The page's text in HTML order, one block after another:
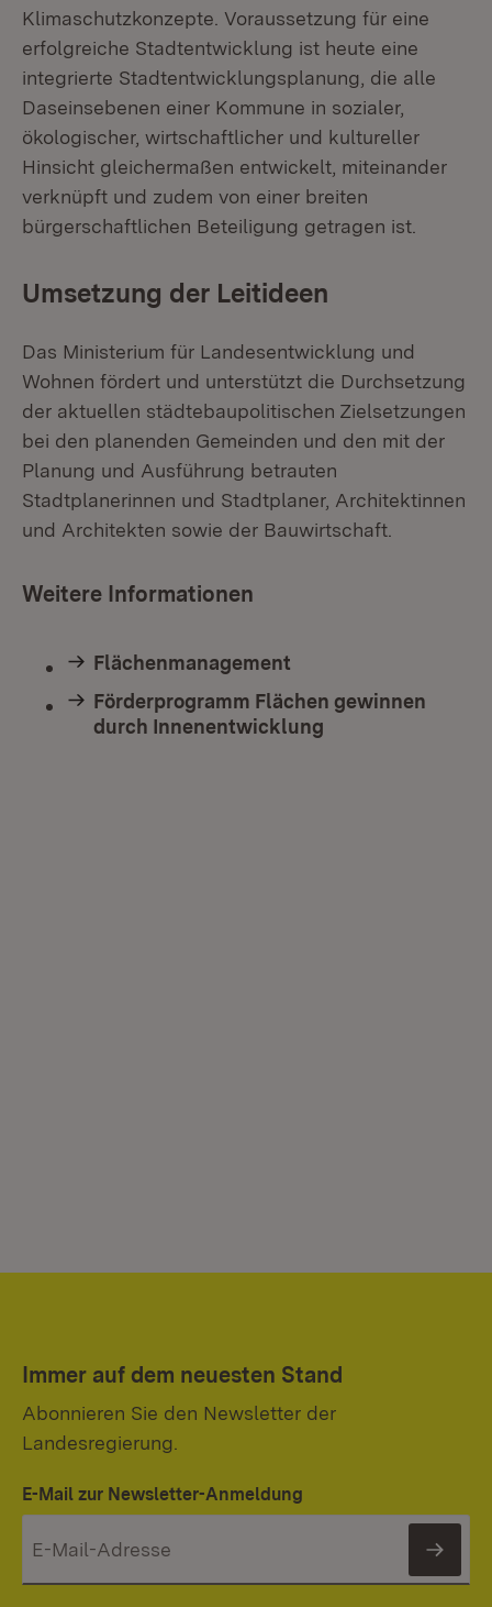
Klimaschutzkonzepte. Voraussetzung für eine
erfolgreiche Stadtentwicklung ist heute eine
integrierte Stadtentwicklungsplanung, die alle
Daseinsebenen einer Kommune in sozialer,
ökologischer, wirtschaftlicher und kultureller
Hinsicht gleichermaßen entwickelt, miteinander
verknüpft und zudem von einer breiten
bürgerschaftlichen Beteiligung getragen ist.
Umsetzung der Leitideen
Das Ministerium für Landesentwicklung und
Wohnen fördert und unterstützt die Durchsetzung
der aktuellen städtebaupolitischen Zielsetzungen
bei den planenden Gemeinden und den mit der
Planung und Ausführung betrauten
Stadtplanerinnen und Stadtplaner, Architektinnen
und Architekten sowie der Bauwirtschaft.
Weitere Informationen
Flächenmanagement
Förderprogramm Flächen gewinnen
durch Innenentwicklung
Immer auf dem neuesten Stand
Abonnieren Sie den Newsletter der
Landesregierung.
E-Mail zur Newsletter-Anmeldung